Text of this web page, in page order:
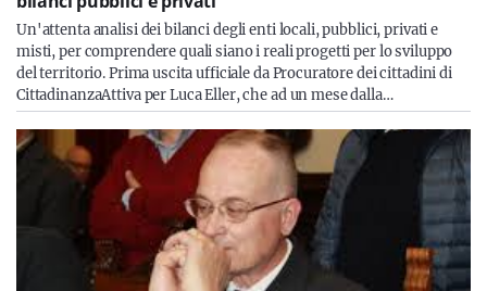
Un'attenta analisi dei bilanci degli enti locali, pubblici, privati e
misti, per comprendere quali siano i reali progetti per lo sviluppo
del territorio. Prima uscita ufficiale da Procuratore dei cittadini di
CittadinanzaAttiva per Luca Eller, che ad un mese dalla…